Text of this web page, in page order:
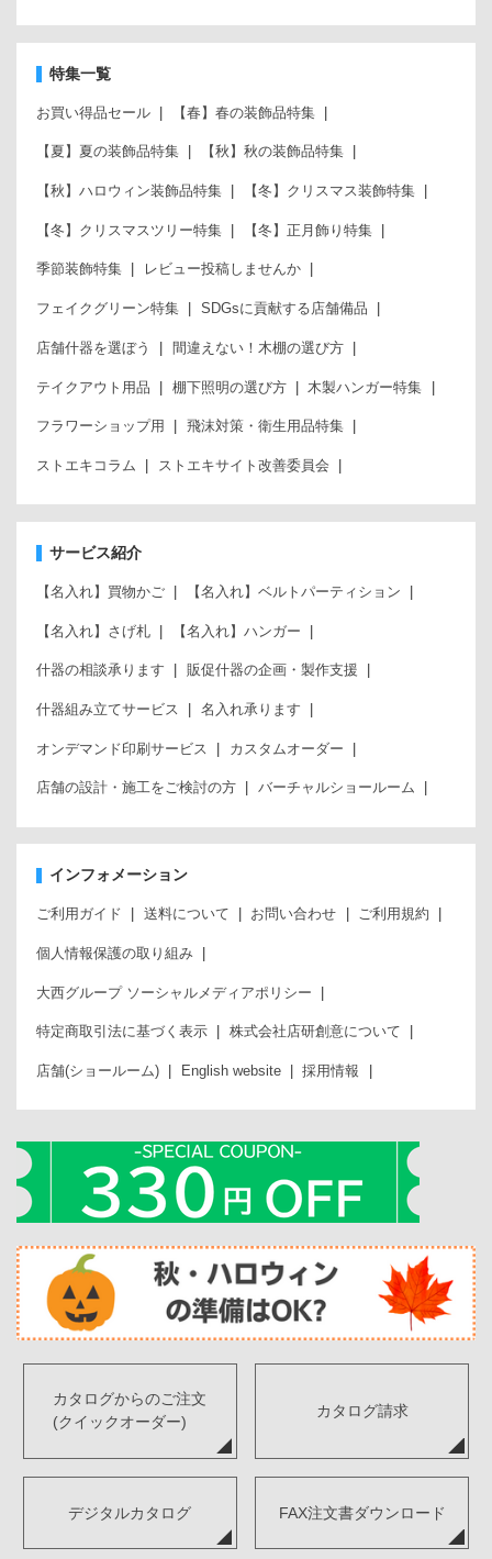
特集一覧
お買い得品セール 【春】春の装飾品特集
【夏】夏の装飾品特集 【秋】秋の装飾品特集
【秋】ハロウィン装飾品特集 【冬】クリスマス装飾特集
【冬】クリスマスツリー特集 【冬】正月飾り特集
季節装飾特集 レビュー投稿しませんか
フェイクグリーン特集 SDGsに貢献する店舗備品
店舗什器を選ぼう 間違えない！木棚の選び方
テイクアウト用品 棚下照明の選び方 木製ハンガー特集
フラワーショップ用 飛沫対策・衛生用品特集
ストエキコラム ストエキサイト改善委員会
サービス紹介
【名入れ】買物かご 【名入れ】ベルトパーティション
【名入れ】さげ札 【名入れ】ハンガー
什器の相談承ります 販促什器の企画・製作支援
什器組み立てサービス 名入れ承ります
オンデマンド印刷サービス カスタムオーダー
店舗の設計・施工をご検討の方 バーチャルショールーム
インフォメーション
ご利用ガイド 送料について お問い合わせ ご利用規約
個人情報保護の取り組み
大西グループ ソーシャルメディアポリシー
特定商取引法に基づく表示 株式会社店研創意について
店舗(ショールーム) English website 採用情報
カタログからのご注文
(クイックオーダー)
カタログ請求
デジタルカタログ FAX注文書ダウンロード